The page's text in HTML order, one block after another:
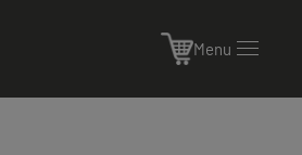
Menu